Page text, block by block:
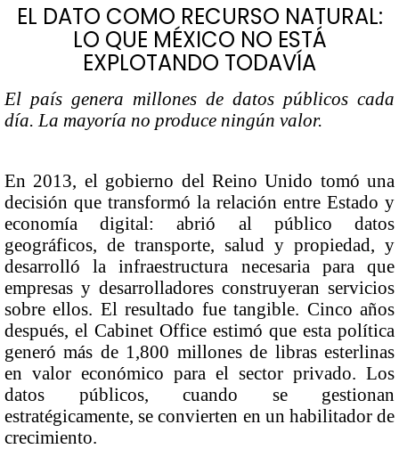
EL DATO COMO RECURSO NATURAL:
LO QUE MÉXICO NO ESTÁ
EXPLOTANDO TODAVÍA
El país genera millones de datos públicos cada
día. La mayoría no produce ningún valor.
En 2013, el gobierno del Reino Unido tomó una
decisión que transformó la relación entre Estado y
economía digital: abrió al público datos
geográficos, de transporte, salud y propiedad, y
desarrolló la infraestructura necesaria para que
empresas y desarrolladores construyeran servicios
sobre ellos. El resultado fue tangible. Cinco años
después, el Cabinet Office estimó que esta política
generó más de 1,800 millones de libras esterlinas
en valor económico para el sector privado. Los
datos públicos, cuando se gestionan
estratégicamente, se convierten en un habilitador de
crecimiento.